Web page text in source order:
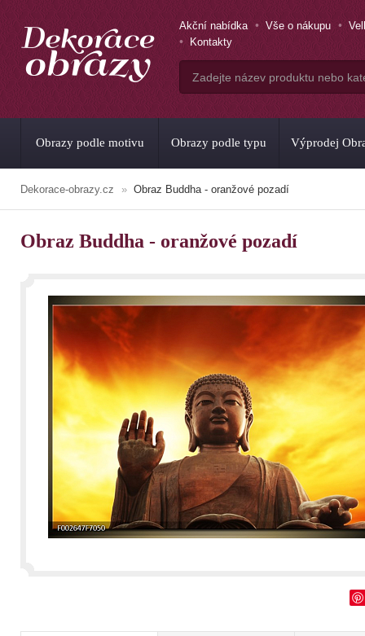
Akční nabídka Vše o nákupu
Kontakty
Obrazy podle motivu Obrazy podle typu Výprodej
Dekorace-obrazy.cz Obraz Buddha - oranžové pozadí
Obraz Buddha - oranžové pozadí